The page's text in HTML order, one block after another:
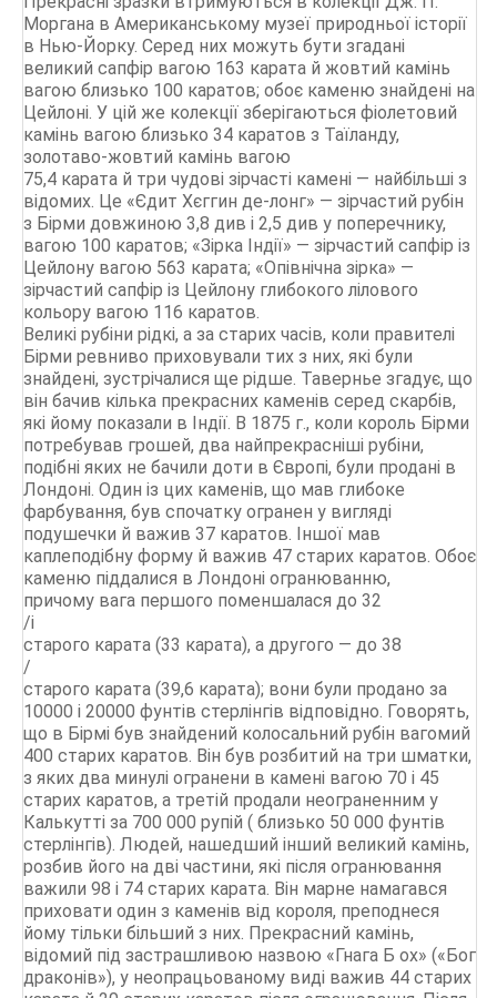
Моргана в Американському музеї природньої історії
в Нью-Йорку. Серед них можуть бути згадані
великий сапфір вагою 163 карата й жовтий камінь
вагою близько 100 каратов; обоє каменю знайдені на
Цейлоні. У цій же колекції зберігаються фіолетовий
камінь вагою близько 34 каратов з Таїланду,
золотаво-жовтий камінь вагою
75,4 карата й три чудові зірчасті камені — найбільші з
відомих. Це «Єдит Хєггин де-лонг» — зірчастий рубін
з Бірми довжиною 3,8 див і 2,5 див у поперечнику,
вагою 100 каратов; «Зірка Індії» — зірчастий сапфір із
Цейлону вагою 563 карата; «Опівнічна зірка» —
зірчастий сапфір із Цейлону глибокого лілового
кольору вагою 116 каратов.
Великі рубіни рідкі, а за старих часів, коли правителі
Бірми ревниво приховували тих з них, які були
знайдені, зустрічалися ще рідше. Тавернье згадує, що
він бачив кілька прекрасних каменів серед скарбів,
які йому показали в Індії. В 1875 г., коли король Бірми
потребував грошей, два найпрекрасніші рубіни,
подібні яких не бачили доти в Європі, були продані в
Лондоні. Один із цих каменів, що мав глибоке
фарбування, був спочатку огранен у вигляді
подушечки й важив 37 каратов. Іншої мав
каплеподібну форму й важив 47 старих каратов. Обоє
каменю піддалися в Лондоні огранюванню,
причому вага першого поменшалася до 32
/i
старого карата (33 карата), а другого — до 38
/
старого карата (39,6 карата); вони були продано за
10000 і 20000 фунтів стерлінгів відповідно. Говорять,
що в Бірмі був знайдений колосальний рубін вагомий
400 старих каратов. Він був розбитий на три шматки,
з яких два минулі огранени в камені вагою 70 і 45
старих каратов, а третій продали неограненним у
Калькутті за 700 000 рупій ( близько 50 000 фунтів
стерлінгів). Людей, нашедший інший великий камінь,
розбив його на дві частини, які після огранювання
важили 98 і 74 старих карата. Він марне намагався
приховати один з каменів від короля, преподнеся
йому тільки більший з них. Прекрасний камінь,
відомий під застрашливою назвою «Гнага Б ох» («Бог
драконів»), у неопрацьованому виді важив 44 старих